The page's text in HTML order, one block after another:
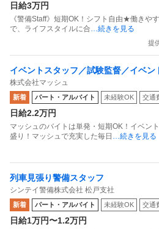
日給3万円
《警備Staff》短期OK！シフト自由★働きや
で、ライフスタイルに合…続きを見る
提
イベントスタッフ／試験監督／イベン
株式会社マッシュ
新着 パート・アルバイト 未経験OK 交通
日給2.2万円
マッシュのバイトは単発・短期OK！イベン
盛り！マッシュで充実した毎日 …続きを見る
列車見張り警備スタッフ
シンテイ警備株式会社 松戸支社
新着 パート・アルバイト 未経験OK 交通
日給1万円〜1.2万円